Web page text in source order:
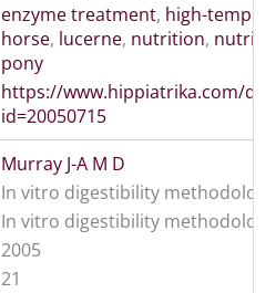
enzyme treatment, high-
horse, lucerne, nutrition,
pony
https://www.hippiatrika.com/
id=20050715
Murray J-A M D
In vitro digestibility
In vitro digestibility
2005
21